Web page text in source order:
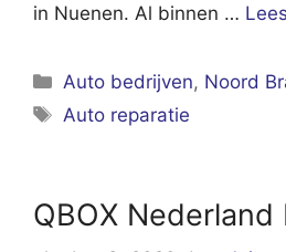
in Nuenen. Al binnen …
Categorieën
Auto bedrijven, Noord
Tags
Auto reparatie
QBOX Nederland